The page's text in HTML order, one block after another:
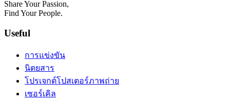
Share Your Passion,
Find Your People.
Useful
การแข่งขัน
นิตยสาร
โปรเจกต์โปสเตอร์ภาพถ่าย
เซอร์เคิล